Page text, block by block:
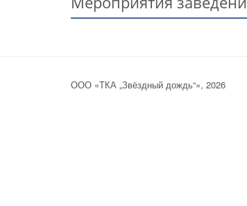
ООО «ТКА „Звёздный дождь“», 2026